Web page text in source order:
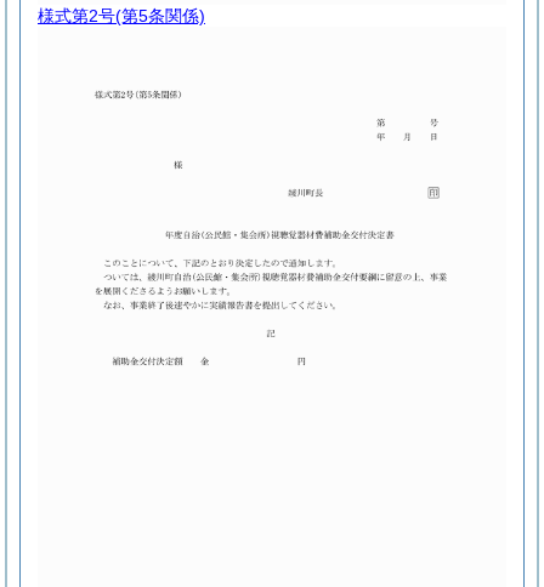
様式第2号(第5条関係)